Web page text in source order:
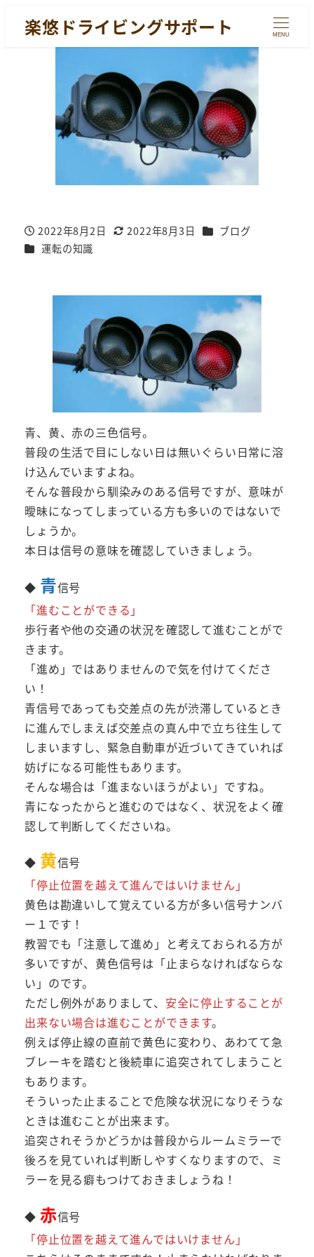
楽悠ドライビングサポート MENU
投稿日
2022年8月2日
更新日
2022年8月3日 カテゴリー
ブログ
カテゴリー
運転の知識
青、黄、赤の三色信号。
普段の生活で目にしない日は無いぐらい日常に溶
け込んでいますよね。
そんな普段から馴染みのある信号ですが、意味が
曖昧になってしまっている方も多いのではないで
しょうか。
本日は信号の意味を確認していきましょう。
◆ 青信号
「進むことができる」
歩行者や他の交通の状況を確認して進むことがで
きます。
「進め」ではありませんので気を付けてくださ
い！
青信号であっても交差点の先が渋滞しているとき
に進んでしまえば交差点の真ん中で立ち往生して
しまいますし、緊急自動車が近づいてきていれば
妨げになる可能性もあります。
そんな場合は「進まないほうがよい」ですね。
青になったからと進むのではなく、状況をよく確
認して判断してくださいね。
◆ 黄信号
「停止位置を越えて進んではいけません」
黄色は勘違いして覚えている方が多い信号ナンバ
ー１です！
教習でも「注意して進め」と考えておられる方が
多いですが、黄色信号は「止まらなければならな
い」のです。
ただし例外がありまして、 安全に停止することが
出来ない場合は進むことができます。
例えば停止線の直前で黄色に変わり、あわてて急
ブレーキを踏むと後続車に追突されてしまうこと
もあります。
そういった止まることで危険な状況になりそうな
ときは進むことが出来ます。
追突されそうかどうかは普段からルームミラーで
後ろを見ていれば判断しやすくなりますので、ミ
ラーを見る癖もつけておきましょうね！
◆ 赤信号
「停止位置を越えて進んではいけません」